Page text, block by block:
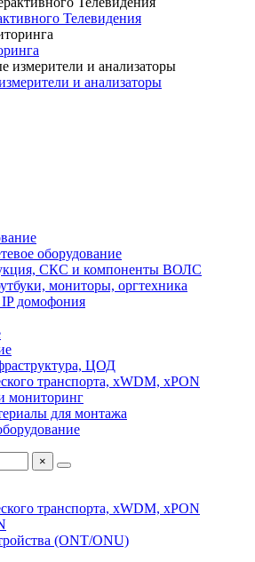
Телевидения
и анализаторы
оборудование
СКС и компоненты ВОЛС
мониторы, оргтехника
домофония
ЦОД
транспорта, xWDM, xPON
мониторинг
для монтажа
×
транспорта, xWDM, xPON
(ONT/ONU)